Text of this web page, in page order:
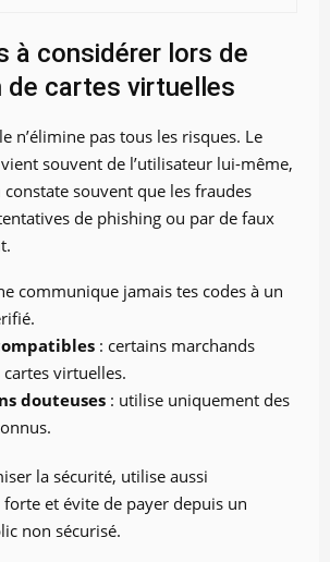
à considérer lors de
de cartes virtuelles
n’élimine pas tous les risques. Le
souvent de l’utilisateur lui-même,
constate souvent que les fraudes
de phishing ou par de faux
communique jamais tes codes à un
: certains marchands
virtuelles.
douteuses : utilise uniquement des
la sécurité, utilise aussi
et évite de payer depuis un
non sécurisé.